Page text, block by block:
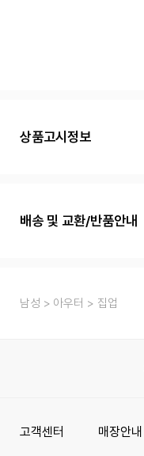
상품고시정보
배송 및 교환/반품안내
남성 아우터 집업
고객센터 매장안내